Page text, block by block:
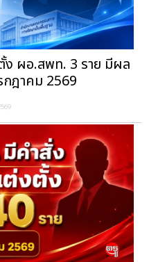
ง ผอ.สพท. 3 ราย มีผล
ฎาคม 2569